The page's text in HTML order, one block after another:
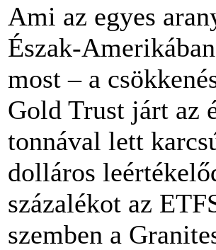
Ami az egyes
Észak-
most – a
Gold Trust járt az
tonnával lett
dolláros
százalékot az
szemben a